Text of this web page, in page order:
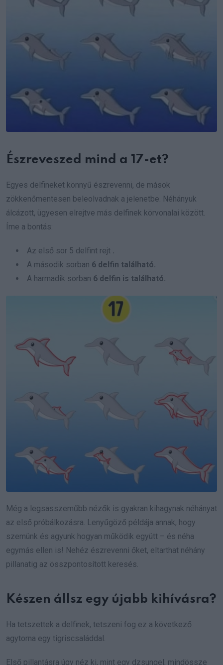
Észreveszed mind a 17-et?
Egyes delfineket könnyű észrevenni, de mások
zökkenőmentesen beleolvadnak a jelenetbe. Néhányuk
álcázott, ügyesen elrejtve más delfinek körvonalai között.
Íme a bontás:
Az első sor 5 delfint rejt .
A második sorban 6 delfin található.
A harmadik sorban 6 delfin is található.
Még a legsasszeműbb nézők is gyakran kihagynak néhányat
az első próbálkozásra. Lenyűgöző példája annak, hogy
szemünk és agyunk hogyan működik együtt – és néha
egymás ellen is! Nehéz észrevenni őket, eltarthat néhány
pillanatig az összpontosított keresés.
Készen állsz egy újabb kihívásra?
Ha tetszettek a delfinek, tetszeni fog ez a következő
agytorna egy tigriscsaláddal.
Első pillantásra úgy néz ki, mint egy dzsungel, mindössze